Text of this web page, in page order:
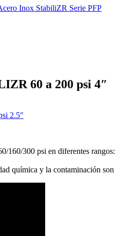
Inox StabiliZR Serie PFP
60 a 200 psi 4″
2.5″
160/300 psi en diferentes rangos:
química y la contaminación son